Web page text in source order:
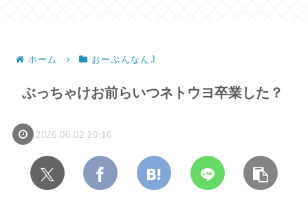
ホーム おーぷんなんJ
ぶっちゃけお前らいつネトウヨ卒業した？
2026.06.02 20:16